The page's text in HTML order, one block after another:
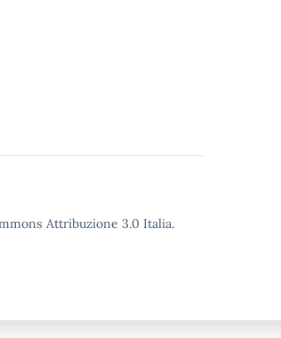
Attribuzione 3.0 Italia.